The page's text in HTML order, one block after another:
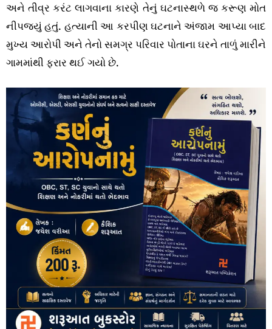
અને તીવ્ર કરંટ લાગવાના કારણે તેનું ઘટનાસ્થળે જ કરૂણ મોત
નીપજ્યું હતું. હત્યાની આ કરપીણ ઘટનાને અંજામ આપ્યા બાદ
મુખ્ય આરોપી અને તેનો સમગ્ર પરિવાર પોતાના ઘરને તાળું મારીને
ગામમાંથી ફરાર થઈ ગયો છે.